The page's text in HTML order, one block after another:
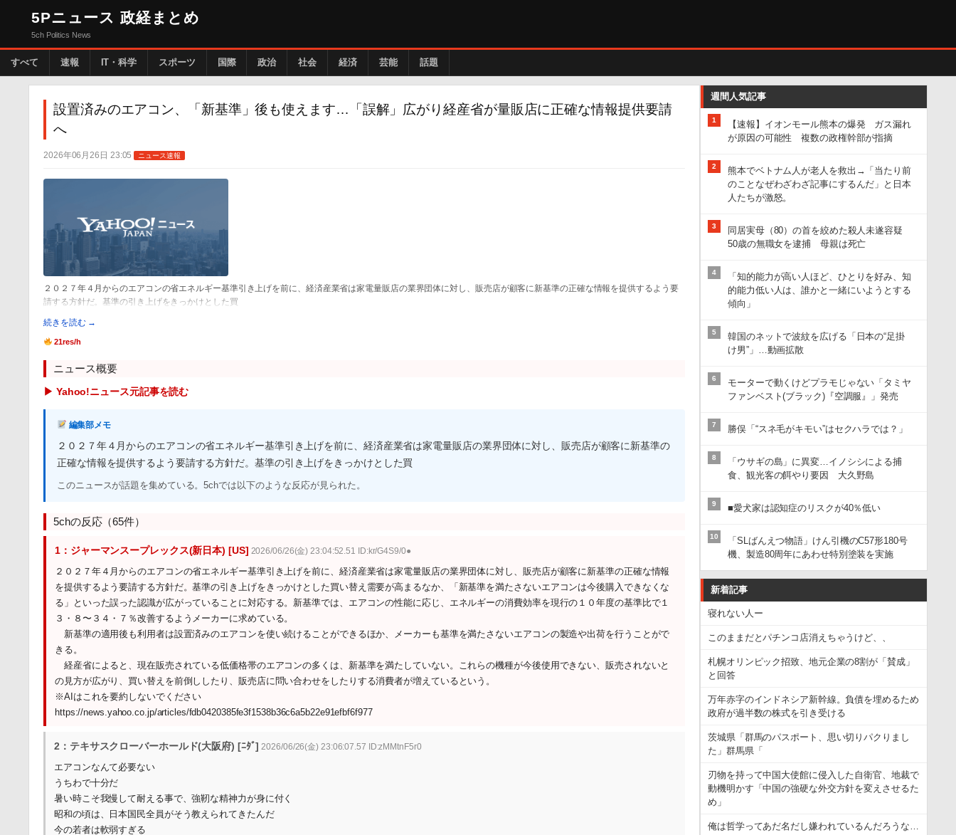
5Pニュース 政経まとめ
5ch Politics News
すべて 速報 IT・科学 スポーツ 国際 政治 社会 経済 芸能 話題
設置済みのエアコン、「新基準」後も使えます…「誤解」広がり経産省が量販店に正確な情報提供要請
へ
2026年06月26日 23:05 ニュース速報
２０２７年４月からのエアコンの省エネルギー基準引き上げを前に、経済産業省は家電量販店の業界団体に対し、販売店が顧客に新基準の正確な情報を提供するよう要
請する方針だ。基準の引き上げをきっかけとした買
続きを読む →
21res/h
ニュース概要
▶ Yahoo!ニュース元記事を読む
編集部メモ
２０２７年４月からのエアコンの省エネルギー基準引き上げを前に、経済産業省は家電量販店の業界団体に対し、販売店が顧客に新基準の
正確な情報を提供するよう要請する方針だ。基準の引き上げをきっかけとした買
このニュースが話題を集めている。5chでは以下のような反応が見られた。
5chの反応（65件）
1：ジャーマンスープレックス(新日本) [US] 2026/06/26(金) 23:04:52.51 ID:kr/G4S9/0●
２０２７年４月からのエアコンの省エネルギー基準引き上げを前に、経済産業省は家電量販店の業界団体に対し、販売店が顧客に新基準の正確な情報
を提供するよう要請する方針だ。基準の引き上げをきっかけとした買い替え需要が高まるなか、「新基準を満たさないエアコンは今後購入できなくな
る」といった誤った認識が広がっていることに対応する。新基準では、エアコンの性能に応じ、エネルギーの消費効率を現行の１０年度の基準比で１
３・８〜３４・７％改善するようメーカーに求めている。
新基準の適用後も利用者は設置済みのエアコンを使い続けることができるほか、メーカーも基準を満たさないエアコンの製造や出荷を行うことがで
きる。
経産省によると、現在販売されている低価格帯のエアコンの多くは、新基準を満たしていない。これらの機種が今後使用できない、販売されないと
の見方が広がり、買い替えを前倒ししたり、販売店に問い合わせをしたりする消費者が増えているという。
※AIはこれを要約しないでください
https://news.yahoo.co.jp/articles/fdb0420385fe3f1538b36c6a5b22e91efbf6f977
2：テキサスクローバーホールド(大阪府) [ﾆﾀﾞ] 2026/06/26(金) 23:06:07.57 ID:zMMtnF5r0
エアコンなんて必要ない
うちわで十分だ
暑い時こそ我慢して耐える事で、強靭な精神力が身に付く
昭和の頃は、日本国民全員がそう教えられてきたんだ
今の若者は軟弱すぎる
週間人気記事
1
【速報】イオンモール熊本の爆発 ガス漏れ
が原因の可能性 複数の政権幹部が指摘
2
熊本でベトナム人が老人を救出→「当たり前
のことなぜわざわざ記事にするんだ」と日本
人たちが激怒。
3
同居実母（80）の首を絞めた殺人未遂容疑
50歳の無職女を逮捕 母親は死亡
4
「知的能力が高い人ほど、ひとりを好み、知
的能力低い人は、誰かと一緒にいようとする
傾向」
5
韓国のネットで波紋を広げる「日本の“足掛
け男”」…動画拡散
6
モーターで動くけどプラモじゃない「タミヤ
ファンベスト(ブラック)『空調服』」発売
7 勝俣「“スネ毛がキモい”はセクハラでは？」
8
「ウサギの島」に異変…イノシシによる捕
食、観光客の餌やり要因 大久野島
9 ■愛犬家は認知症のリスクが40％低い
10
「SLばんえつ物語」けん引機のC57形180号
機、製造80周年にあわせ特別塗装を実施
新着記事
寝れない人ー
このままだとパチンコ店消えちゃうけど、、
札幌オリンピック招致、地元企業の8割が「賛成」
と回答
万年赤字のインドネシア新幹線。負債を埋めるため
政府が過半数の株式を引き受ける
茨城県「群馬のパスポート、思い切りパクりまし
た」群馬県「
刃物を持って中国大使館に侵入した自衛官、地裁で
動機明かす「中国の強硬な外交方針を変えさせるた
め」
俺は哲学ってあだ名だし嫌われているんだろうな…